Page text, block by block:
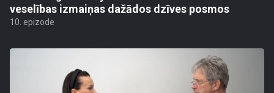
veselības izmaiņas dažādos dzīves posmos
10. epizode